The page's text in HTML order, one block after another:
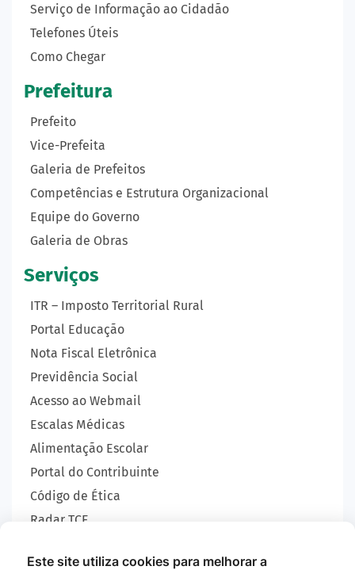
Serviço de Informação ao Cidadão
Telefones Úteis
Como Chegar
Prefeitura
Prefeito
Vice-Prefeita
Galeria de Prefeitos
Competências e Estrutura Organizacional
Equipe do Governo
Galeria de Obras
Serviços
ITR – Imposto Territorial Rural
Portal Educação
Nota Fiscal Eletrônica
Previdência Social
Acesso ao Webmail
Escalas Médicas
Alimentação Escolar
Portal do Contribuinte
Código de Ética
Radar TCE
Este site utiliza cookies para melhorar a